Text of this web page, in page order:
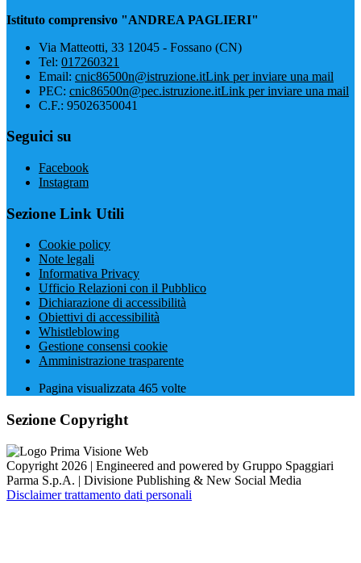
Istituto comprensivo "ANDREA PAGLIERI"
Via Matteotti, 33 12045 - Fossano (CN)
Tel: 017260321
Email: cnic86500n@istruzione.itLink per inviare una mail
PEC: cnic86500n@pec.istruzione.itLink per inviare una mail
C.F.: 95026350041
Seguici su
Facebook
Instagram
Sezione Link Utili
Cookie policy
Note legali
Informativa Privacy
Ufficio Relazioni con il Pubblico
Dichiarazione di accessibilità
Obiettivi di accessibilità
Whistleblowing
Gestione consensi cookie
Amministrazione trasparente
Pagina visualizzata 465 volte
Sezione Copyright
Copyright 2026 | Engineered and powered by Gruppo Spaggiari
Parma S.p.A. | Divisione Publishing & New Social Media
Disclaimer trattamento dati personali